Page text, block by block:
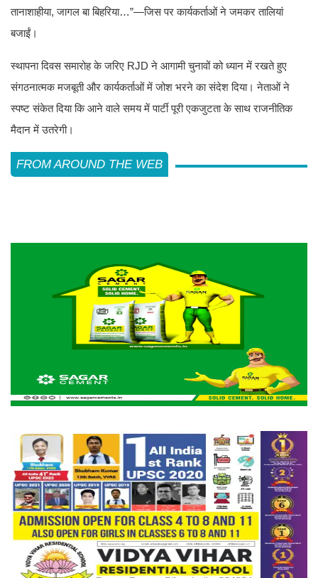
तानाशाहीया, जागल बा बिहरिया…”—जिस पर कार्यकर्ताओं ने जमकर तालियां
बजाईं।
स्थापना दिवस समारोह के जरिए RJD ने आगामी चुनावों को ध्यान में रखते हुए
संगठनात्मक मजबूती और कार्यकर्ताओं में जोश भरने का संदेश दिया। नेताओं ने
स्पष्ट संकेत दिया कि आने वाले समय में पार्टी पूरी एकजुटता के साथ राजनीतिक
मैदान में उतरेगी।
FROM AROUND THE WEB